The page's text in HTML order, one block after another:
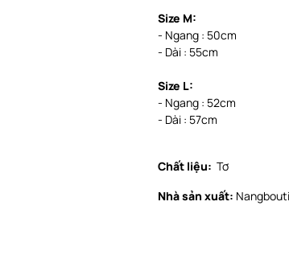
Size M:
- Ngang : 50cm
- Dài : 55cm
Size L:
- Ngang : 52cm
- Dài : 57cm
Chất liệu: Tơ
Nhà sản xuất: Nangbouti